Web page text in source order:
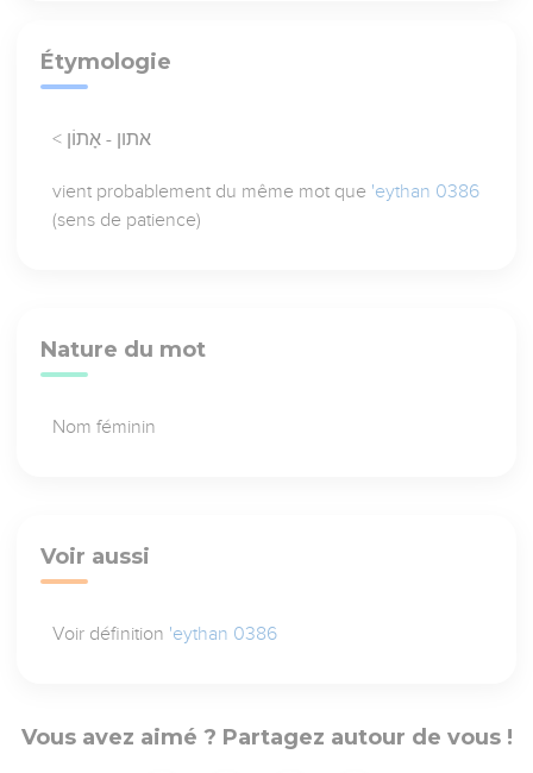
Étymologie
< אתון - אָתוֹן
vient probablement du même mot que 'eythan 0386
(sens de patience)
Nature du mot
Nom féminin
Voir aussi
Voir définition 'eythan 0386
Vous avez aimé ? Partagez autour de vous !